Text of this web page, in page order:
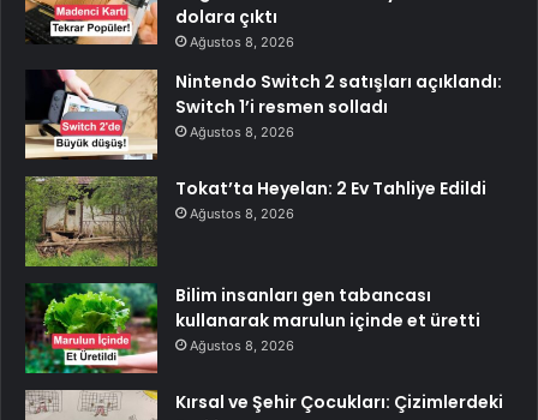
dolara çıktı
Ağustos 8, 2026
Nintendo Switch 2 satışları açıklandı:
Switch 1’i resmen solladı
Ağustos 8, 2026
Tokat’ta Heyelan: 2 Ev Tahliye Edildi
Ağustos 8, 2026
Bilim insanları gen tabancası
kullanarak marulun içinde et üretti
Ağustos 8, 2026
Kırsal ve Şehir Çocukları: Çizimlerdeki